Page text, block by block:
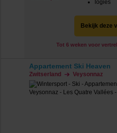
logies
Bekijk deze
Tot 6 weken voor
Appartement Ski Heaven
Zwitserland Veysonnaz